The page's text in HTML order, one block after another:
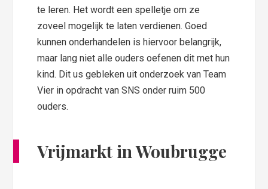
te leren. Het wordt een spelletje om ze
zoveel mogelijk te laten verdienen. Goed
kunnen onderhandelen is hiervoor belangrijk,
maar lang niet alle ouders oefenen dit met hun
kind. Dit us gebleken uit onderzoek van Team
Vier in opdracht van SNS onder ruim 500
ouders.
Vrijmarkt in Woubrugge